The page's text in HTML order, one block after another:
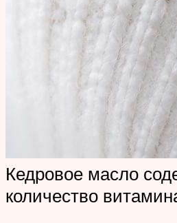
Кедровое масло
количество